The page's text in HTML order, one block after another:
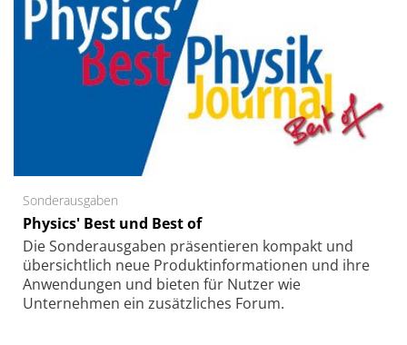
Sonderausgaben
Physics' Best und Best of
Die Sonder­ausgaben präsentieren kompakt und
übersichtlich neue Produkt­informationen und ihre
Anwendungen und bieten für Nutzer wie
Unternehmen ein zusätzliches Forum.